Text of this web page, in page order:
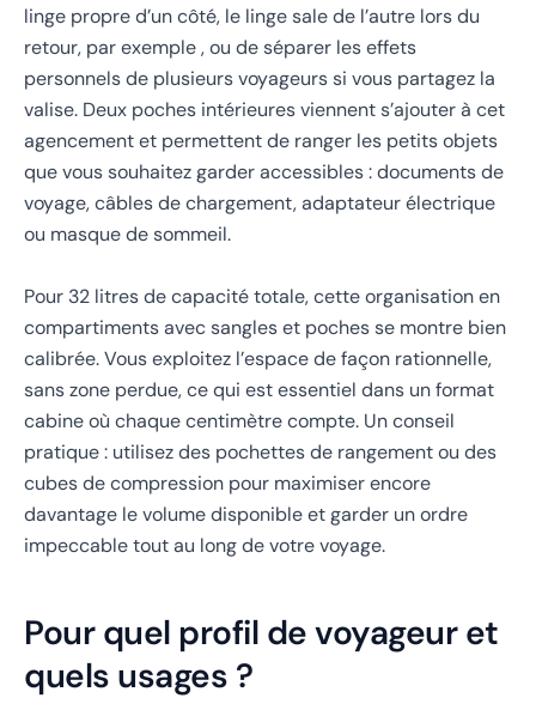
linge propre d’un côté, le linge sale de l’autre lors du
retour, par exemple , ou de séparer les effets
personnels de plusieurs voyageurs si vous partagez la
valise. Deux poches intérieures viennent s’ajouter à cet
agencement et permettent de ranger les petits objets
que vous souhaitez garder accessibles : documents de
voyage, câbles de chargement, adaptateur électrique
ou masque de sommeil.
Pour 32 litres de capacité totale, cette organisation en
compartiments avec sangles et poches se montre bien
calibrée. Vous exploitez l’espace de façon rationnelle,
sans zone perdue, ce qui est essentiel dans un format
cabine où chaque centimètre compte. Un conseil
pratique : utilisez des pochettes de rangement ou des
cubes de compression pour maximiser encore
davantage le volume disponible et garder un ordre
impeccable tout au long de votre voyage.
Pour quel profil de voyageur et
quels usages ?